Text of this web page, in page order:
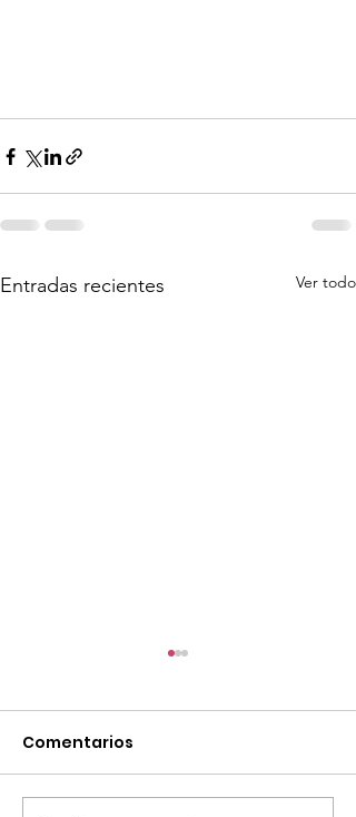
Entradas recientes Ver todo
Comentarios